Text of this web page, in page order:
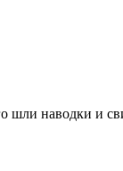
наводки и